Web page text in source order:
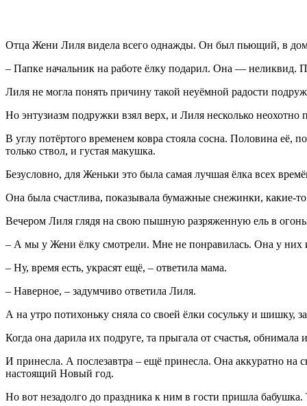
Отца Жени Лиля видела всего однажды. Он был пьющий, в
– Папке начальник на работе ёлку подарил. Она — неликвид.
Лиля не могла понять причину такой неуёмной радости
Но энтузиазм подружки взял верх, и Лиля несколько неохотно
В углу потёртого временем ковра стояла сосна. Половина
только ствол, и густая макушка.
Безусловно, для Женьки это была самая лучшая ёлка всех
Она была счастлива, показывала бумажные снежинки, какие-то
Вечером Лиля глядя на свою пышную разряженную ель в
– А мы у Жени ёлку смотрели. Мне не понравилась. Она у
– Ну, время есть, украсят ещё, – ответила мама.
– Наверное, – задумчиво ответила Лиля.
А на утро потихоньку сняла со своей ёлки сосульку и шишку,
Когда она дарила их подруге, та прыгала от счастья,
И принесла. А послезавтра – ещё принесла. Она аккуратно на
настоящий Новый год.
Но вот незадолго до праздника к ним в гости пришла